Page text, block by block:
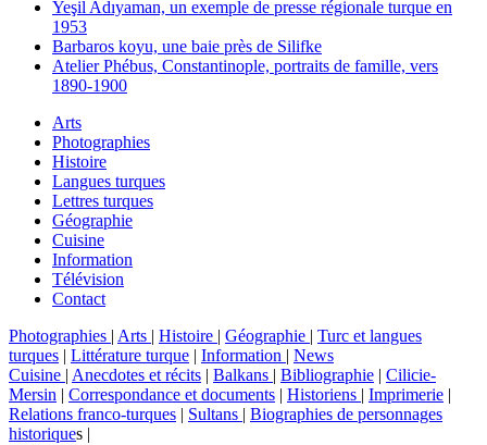
Yeşil Adıyaman, un exemple de presse régionale turque en
1953
Barbaros koyu, une baie près de Silifke
Atelier Phébus, Constantinople, portraits de famille, vers
1890-1900
Arts
Photographies
Histoire
Langues turques
Lettres turques
Géographie
Cuisine
Information
Télévision
Contact
Photographies | Arts | Histoire | Géographie | Turc et langues
turques | Littérature turque | Information | News
Cuisine | Anecdotes et récits | Balkans | Bibliographie | Cilicie-
Mersin | Correspondance et documents | Historiens | Imprimerie |
Relations franco-turques | Sultans | Biographies de personnages
historiques |